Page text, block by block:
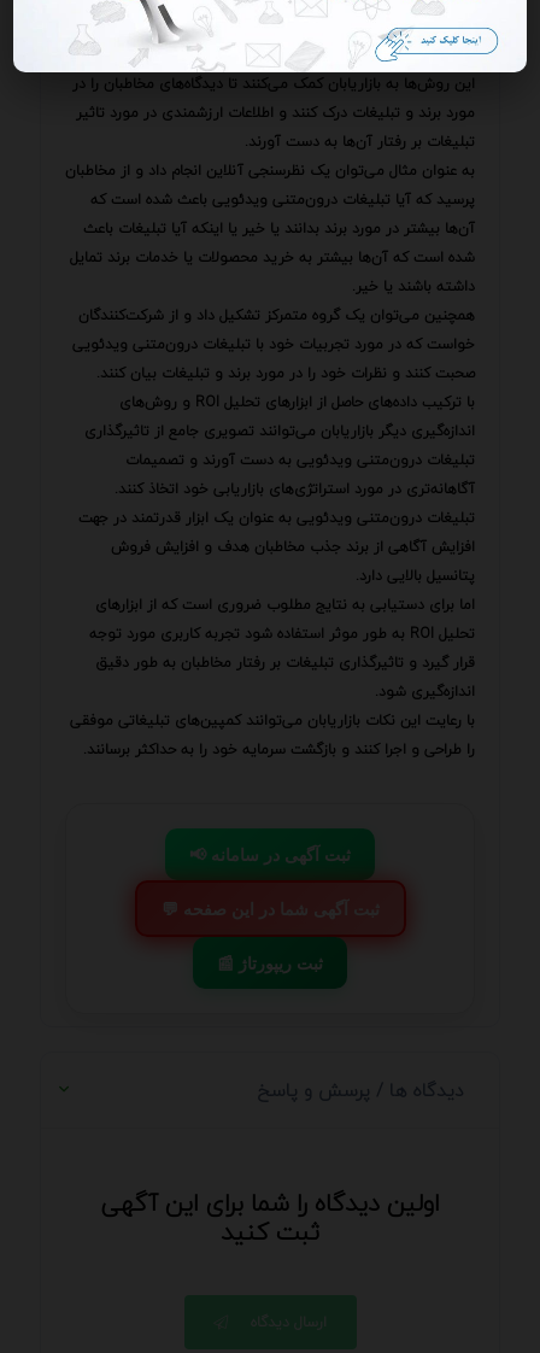
نظرسنجی گروه‌های متمرکز و تحلیل شبکه‌های اجتماعی استفاده
کرد.
این روش‌ها به بازاریابان کمک می‌کنند تا دیدگاه‌های مخاطبان را در
مورد برند و تبلیغات درک کنند و اطلاعات ارزشمندی در مورد تاثیر
تبلیغات بر رفتار آن‌ها به دست آورند.
به عنوان مثال می‌توان یک نظرسنجی آنلاین انجام داد و از مخاطبان
پرسید که آیا تبلیغات درون‌متنی ویدئویی باعث شده است که
آن‌ها بیشتر در مورد برند بدانند یا خیر یا اینکه آیا تبلیغات باعث
شده است که آن‌ها بیشتر به خرید محصولات یا خدمات برند تمایل
داشته باشند یا خیر.
همچنین می‌توان یک گروه متمرکز تشکیل داد و از شرکت‌کنندگان
خواست که در مورد تجربیات خود با تبلیغات درون‌متنی ویدئویی
صحبت کنند و نظرات خود را در مورد برند و تبلیغات بیان کنند.
با ترکیب داده‌های حاصل از ابزارهای تحلیل ROI و روش‌های
اندازه‌گیری دیگر بازاریابان می‌توانند تصویری جامع از تاثیرگذاری
تبلیغات درون‌متنی ویدئویی به دست آورند و تصمیمات
آگاهانه‌تری در مورد استراتژی‌های بازاریابی خود اتخاذ کنند.
تبلیغات درون‌متنی ویدئویی به عنوان یک ابزار قدرتمند در جهت
افزایش آگاهی از برند جذب مخاطبان هدف و افزایش فروش
پتانسیل بالایی دارد.
اما برای دستیابی به نتایج مطلوب ضروری است که از ابزارهای
تحلیل ROI به طور موثر استفاده شود تجربه کاربری مورد توجه
قرار گیرد و تاثیرگذاری تبلیغات بر رفتار مخاطبان به طور دقیق
اندازه‌گیری شود.
با رعایت این نکات بازاریابان می‌توانند کمپین‌های تبلیغاتی موفقی
را طراحی و اجرا کنند و بازگشت سرمایه خود را به حداکثر برسانند.
📢 ثبت آگهی در سامانه
💬 ثبت آگهی شما در این صفحه
📰 ثبت ریپورتاژ
دیدگاه ها / پرسش و پاسخ
اولین دیدگاه را شما برای این آگهی
ثبت کنید
ارسال دیدگاه